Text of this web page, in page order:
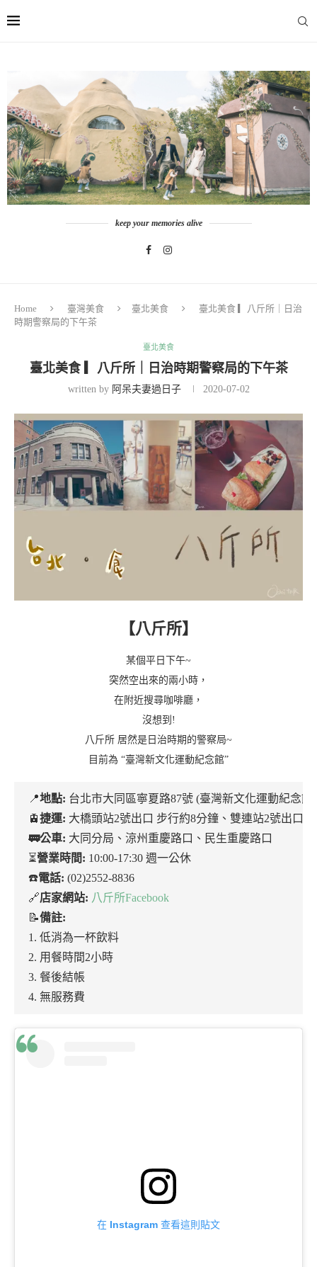
keep your memories alive
Home 臺灣美食 臺北美食
臺北美食 ▎八斤所｜日治
時期警察局的下午茶
臺北美食
臺北美食 ▎八斤所｜日治時期警察局的下午茶
written by 阿呆夫妻過日子 2020-07-02
【八斤所】
某個平日下午~
突然空出來的兩小時，
在附近搜尋咖啡廳，
沒想到!
八斤所 居然是日治時期的警察局~
目前為 “臺灣新文化運動紀念館”
📍地點: 台北市大同區寧夏路87號 (臺灣新文化運動紀念館
🚊捷運: 大橋頭站2號出口 步行約8分鐘、雙連站2號出口
🚃公車: 大同分局、涼州重慶路口、民生重慶路口
⏳營業時間: 10:00-17:30 週一公休
☎️電話: (02)2552-8836
🔗店家網站: 八斤所Facebook
📝備註:
1. 低消為一杯飲料
2. 用餐時間2小時
3. 餐後結帳
4. 無服務費
在 Instagram 查看這則貼文